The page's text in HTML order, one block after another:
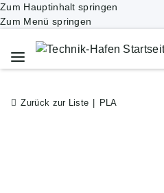
Zum Hauptinhalt springen
Zum Menü springen
Zurück zur Liste PLA